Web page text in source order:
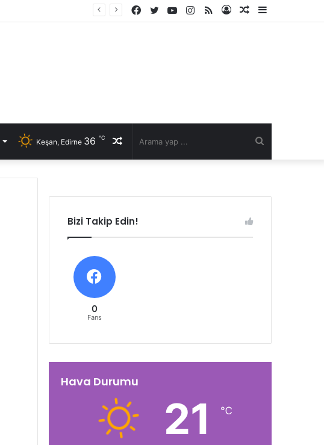
Kenar
Rastgele
Kayıt
RSS
Instagram
YouTube
Twitter
Facebook
Rastgele
Keşan, Edirne 36 ℃
Bizi Takip Edin!
0
Fans
Hava Durumu
21 ℃